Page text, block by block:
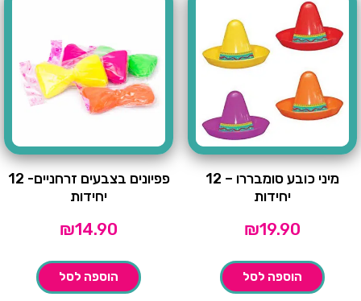
מיני כובע סומבררו – 12
יחידות
₪19.90
הוספה לסל
פפיונים בצבעים זרחניים- 12
יחידות
₪14.90
הוספה לסל